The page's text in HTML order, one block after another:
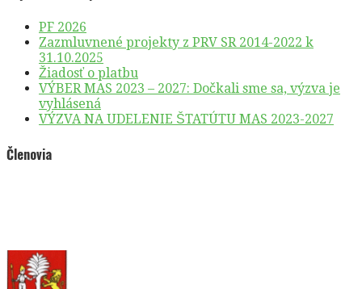
PF 2026
Zazmluvnené projekty z PRV SR 2014-2022 k
31.10.2025
Žiadosť o platbu
VÝBER MAS 2023 – 2027: Dočkali sme sa, výzva je
vyhlásená
VÝZVA NA UDELENIE ŠTATÚTU MAS 2023-2027
Členovia